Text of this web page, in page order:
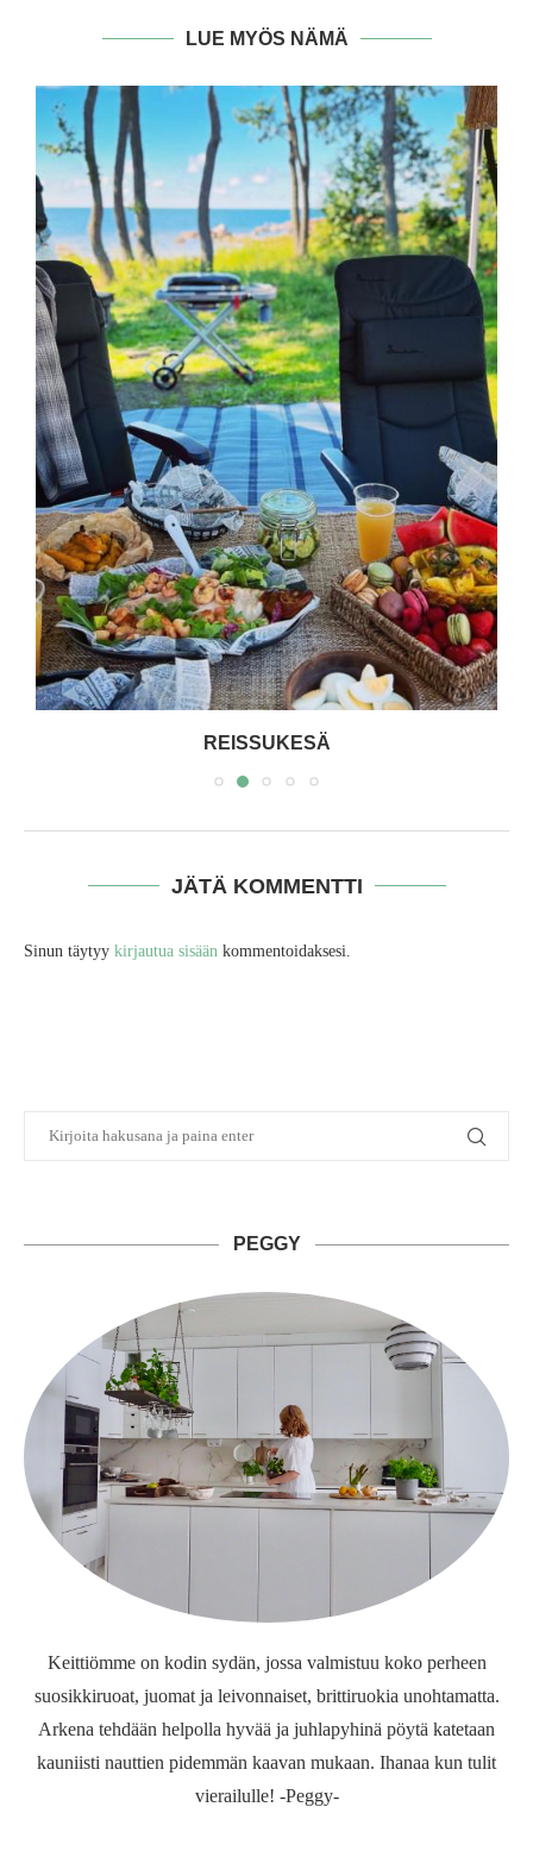
LUE MYÖS NÄMÄ
REISSUKESÄ
JÄTÄ KOMMENTTI
Sinun täytyy kirjautua sisään kommentoidaksesi.
PEGGY
Keittiömme on kodin sydän, jossa valmistuu koko perheen
suosikkiruoat, juomat ja leivonnaiset, brittiruokia unohtamatta.
Arkena tehdään helpolla hyvää ja juhlapyhinä pöytä katetaan
kauniisti nauttien pidemmän kaavan mukaan. Ihanaa kun tulit
vierailulle! -Peggy-